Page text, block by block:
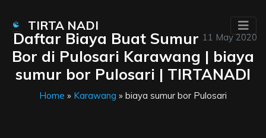
TIRTA NADI
11 May 2020
Daftar Biaya Buat Sumur
Bor di Pulosari Karawang | biaya
sumur bor Pulosari | TIRTANADI
Home » Karawang » biaya sumur bor Pulosari